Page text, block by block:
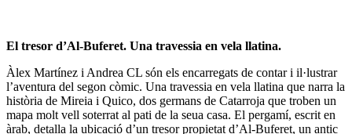
El tresor d’Al-Buferet. Una travessia en vela llatina.
Àlex Martínez i Andrea CL són els encarregats de contar i il·lustrar
l’aventura del segon còmic. Una travessia en vela llatina que narra la
història de Mireia i Quico, dos germans de Catarroja que troben un
mapa molt vell soterrat al pati de la seua casa. El pergamí, escrit en
àrab, detalla la ubicació d’un tresor propietat d’Al-Buferet, un antic